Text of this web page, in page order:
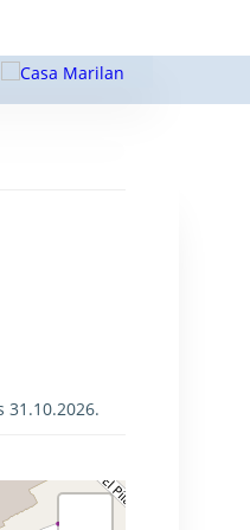
31.10.2026.